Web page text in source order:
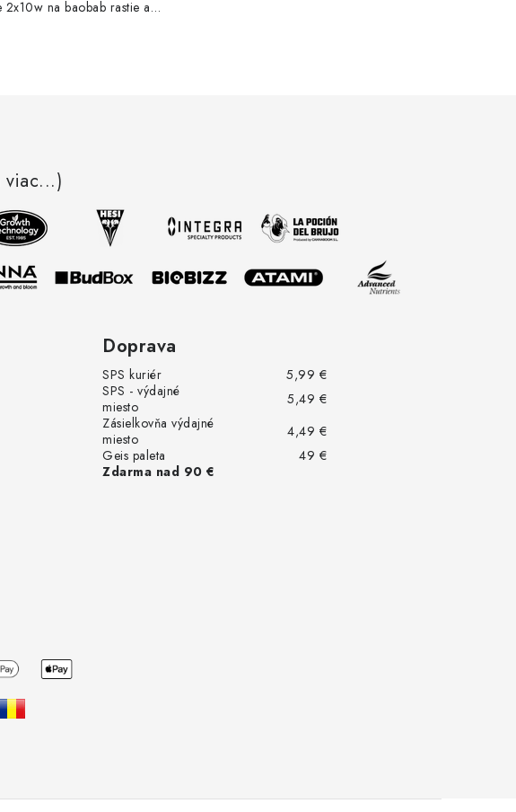
2x10w na baobab rastie a
viac...)
Doprava
SPS kuriér
5,99 €
SPS - výdajné
miesto
5,49 €
Zásielkovňa výdajné
miesto
4,49 €
Geis paleta
49 €
Zdarma nad 90 €